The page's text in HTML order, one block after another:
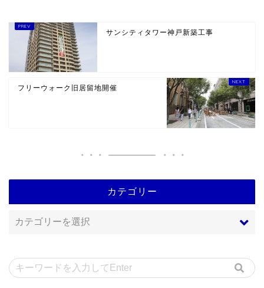
サンシティタワー神戸新築工事
フリーウォーク旧居留地開催
カテゴリー